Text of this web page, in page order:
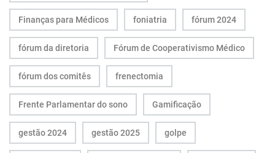
Finanças para Médicos foniatria fórum 2024
fórum da diretoria Fórum de Cooperativismo Médico
fórum dos comitês frenectomia
Frente Parlamentar do sono Gamificação
gestão 2024 gestão 2025 golpe